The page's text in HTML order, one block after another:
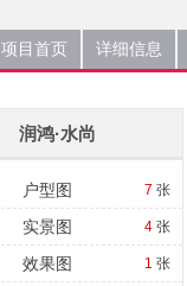
项目首页 详细信息
润鸿·水尚
7 张
户型图
4 张
实景图
1 张
效果图